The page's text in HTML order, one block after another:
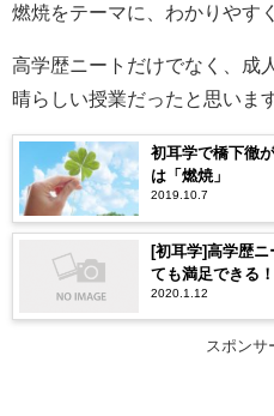
燃焼をテーマに、わかりやす
高学歴ニートだけでなく、成
晴らしい授業だったと思いま
初耳学で橋下徹
は「燃焼」
2019.10.7
[初耳学]高学歴ニ
ても満足できる！
2020.1.12
スポンサ